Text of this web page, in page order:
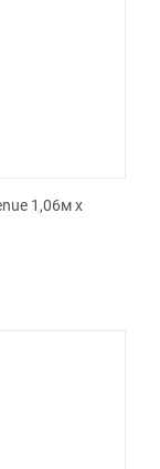
1,06м х